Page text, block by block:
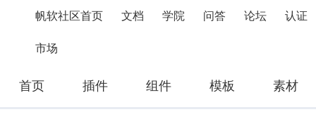
帆软社区首页 文档 学院 问答 论坛 认证
市场
首页 插件 组件 模板 素材